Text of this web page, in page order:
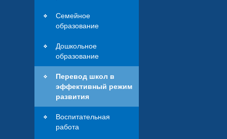
Семейное
образование
Дошкольное
образование
Перевод школ в
эффективный режим
развития
Воспитательная
работа